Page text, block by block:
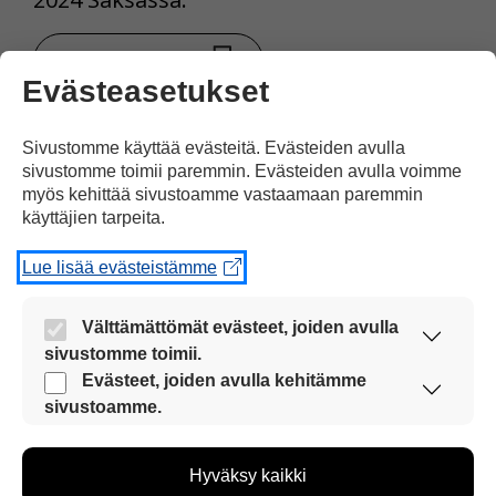
Tulosta uutinen
Jaa Facebookissa
Kommentoi
Voit kirjoittaa mielipiteesi
kommenttilaatikkoon.
Evästeasetukset
Sivustomme käyttää evästeitä. Evästeiden avulla
sivustomme toimii paremmin. Evästeiden avulla voimme
myös kehittää sivustoamme vastaamaan paremmin
käyttäjien tarpeita.
Lue lisää evästeistämme
Välttämättömät evästeet, joiden avulla
sivustomme toimii.
Nämä evästeet ovat aina käytössä, jotta
sivustoamme voi käyttää sujuvasti ja turvallisesti.
Evästeet, joiden avulla kehitämme
sivustoamme.
kehittää sivustoamme vastaamaan paremmin
Hyväksy kaikki